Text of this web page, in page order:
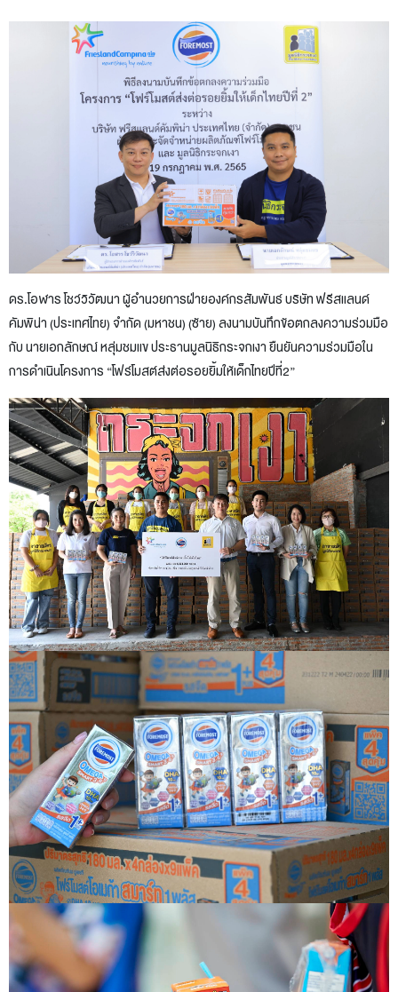
ดร.โอฬาร โชว์วิวัฒนา ผู้อำนวยการฝ่ายองค์กรสัมพันธ์ บริษัท ฟรีสแลนด์
คัมพิน่า (ประเทศไทย) จำกัด (มหาชน) (ซ้าย) ลงนามบันทึกข้อตกลงความร่วมมือ
กับ นายเอกลักษณ์ หลุ่มชมแข ประธานมูลนิธิกระจกเงา ยืนยันความร่วมมือใน
การดำเนินโครงการ “โฟร์โมสต์ส่งต่อรอยยิ้มให้เด็กไทยปีที่2”